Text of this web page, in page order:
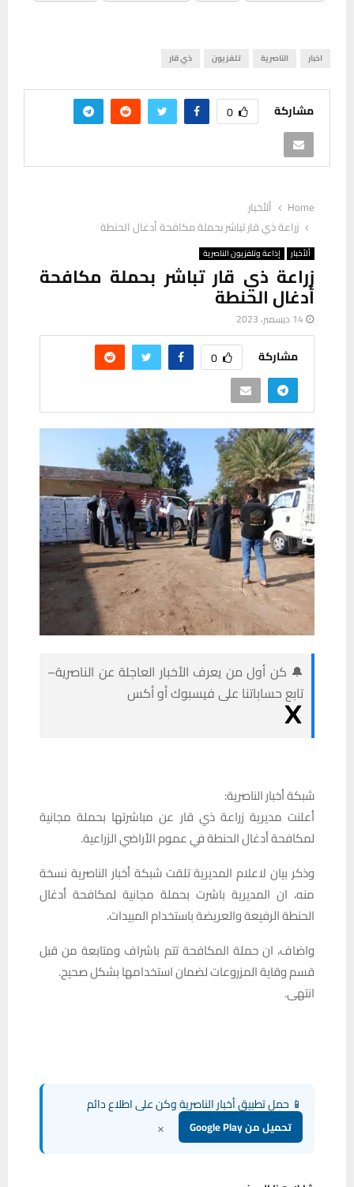
اخبار الناصرية تلفزيون ذي قار
مشاركة 0
Home
ألأخبار
زراعة ذي قار تباشر بحملة مكافحة أدغال الحنطة
ألأخبار إذاعة وتلفزيون الناصرية
زراعة ذي قار تباشر بحملة مكافحة
أدغال الحنطة
14 ديسمبر، 2023
مشاركة 0
🔔 كن أول من يعرف الأخبار العاجلة عن الناصرية–
تابع حساباتنا على فيسبوك أو أكس
شبكة أخبار الناصرية:
أعلنت مديرية زراعة ذي قار عن مباشرتها بحملة مجانية
لمكافحة أدغال الحنطة في عموم الأراضي الزراعية.
وذكر بيان لاعلام المديرية تلقت شبكة أخبار الناصرية نسخة
منه، ان المديرية باشرت بحملة مجانية لمكافحة أدغال
الحنطة الرفيعة والعريضة باستخدام المبيدات.
واضاف، ان حملة المكافحة تتم باشراف ومتابعة من قبل
قسم وقاية المزروعات لضمان استخدامها بشكل صحيح.
انتهى.
📱 حمل تطبيق أخبار الناصرية وكن على اطلاع دائم
تحميل من Google Play ×